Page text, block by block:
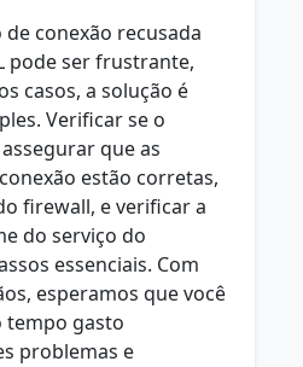
conexão recusada
pode ser frustrante,
casos, a solução é
Verificar se o
que as
estão corretas,
firewall, e verificar a
do serviço do
essenciais. Com
esperamos que você
tempo gasto
problemas e